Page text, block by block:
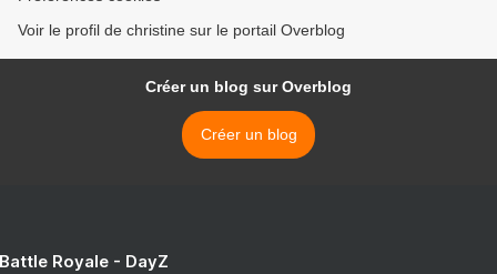
Voir le profil de christine sur le portail Overblog
Créer un blog sur Overblog
Créer un blog
Royale - DayZ